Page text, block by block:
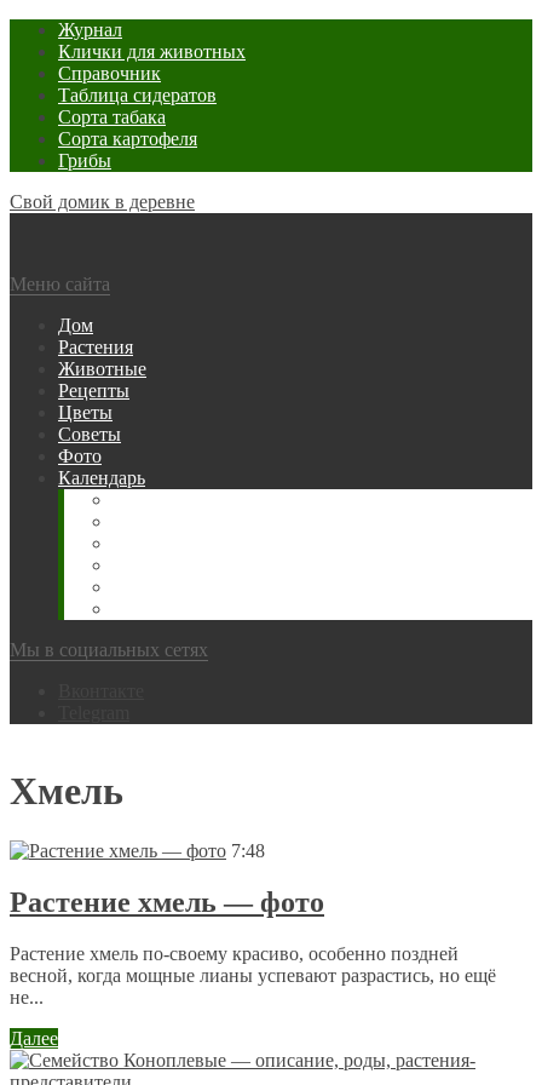
Журнал
Клички для животных
Справочник
Таблица сидератов
Сорта табака
Сорта картофеля
Грибы
Свой домик в деревне
Меню сайта
Дом
Растения
Животные
Рецепты
Цветы
Советы
Фото
Календарь
Мы в социальных сетях
Хмель
7:48
Растение хмель — фото
Растение хмель по-своему красиво, особенно поздней
весной, когда мощные лианы успевают разрастись, но ещё
не...
Далее